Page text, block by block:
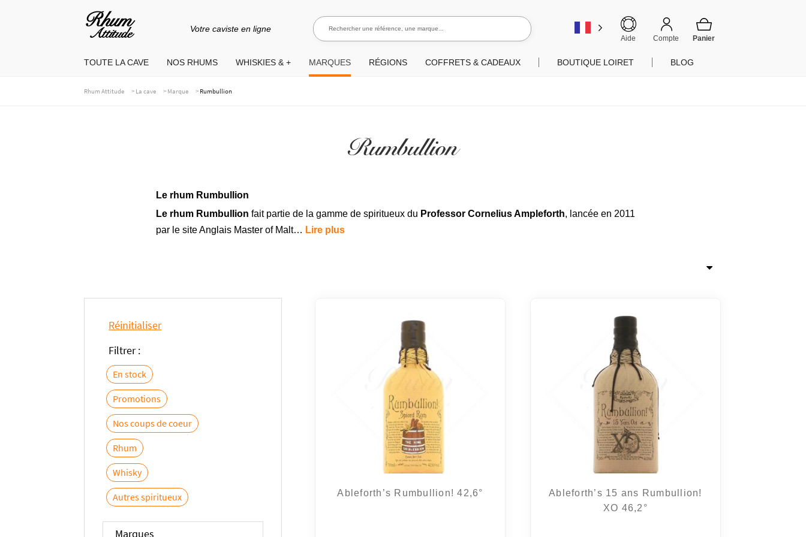
Aller
la
Aller
contenu
Votre caviste en ligne
Aide Compte
Rechercher une référence, une marque...
Rechercher
TOUTE LA CAVE NOS RHUMS WHISKIES & + MARQUES RÉGIONS COFFRETS & CADEAUX BOUTIQUE LOIRET BLOG
Rhum Attitude > La cave > Marque > Rumbullion
Rumbullion
Le rhum Rumbullion
Le rhum Rumbullion fait partie de la gamme de spiritueux du Professor Cornelius Ampleforth, lancée en 2011
par le site Anglais Master of Malt… Lire plus
Réinitialiser
Filtrer :
En stock
Promotions
Nos coups de coeur
Rhum
Whisky
Autres spiritueux
Marques
Ableforth’s Rumbullion! 42,6°
Ableforth’s 15 ans Rumbullion!
XO 46,2°